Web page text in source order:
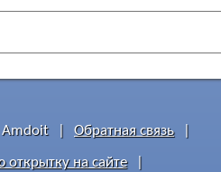
Обратная связь
открытку на сайте